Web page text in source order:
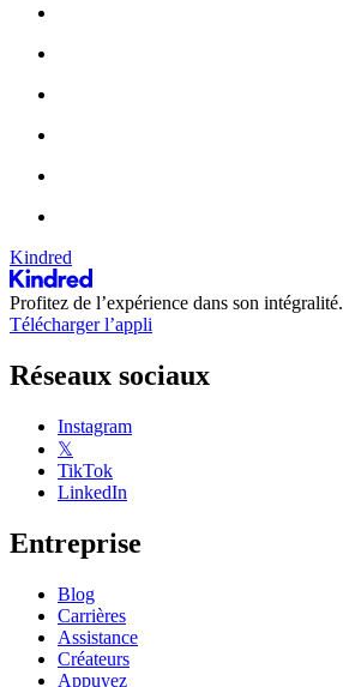
Kindred
Profitez de l’expérience dans son intégralité.
Télécharger l’appli
Réseaux sociaux
Instagram
𝕏
TikTok
LinkedIn
Entreprise
Blog
Carrières
Assistance
Créateurs
Appuyez